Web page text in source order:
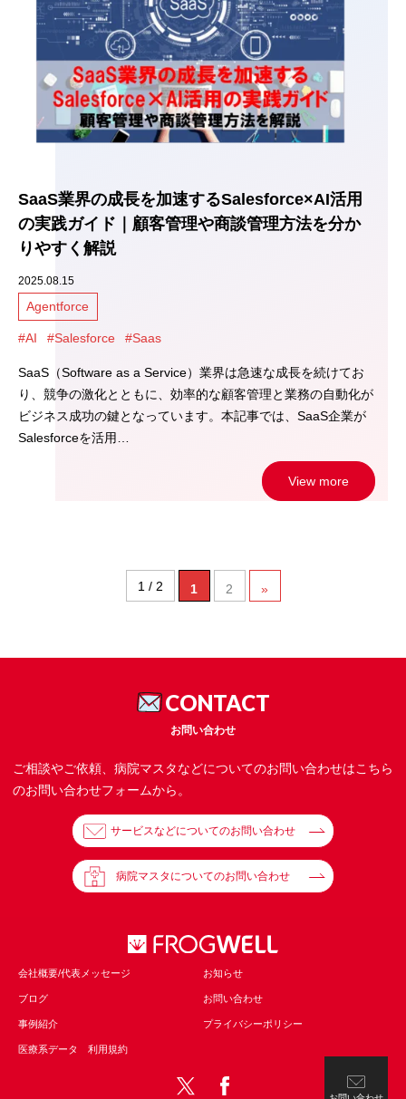
SaaS業界の成長を加速するSalesforce×AI活用
の実践ガイド｜顧客管理や商談管理方法を分か
りやすく解説
2025.08.15
Agentforce
#AI #Salesforce #Saas
SaaS（Software as a Service）業界は急速な成長を続けてお
り、競争の激化とともに、効率的な顧客管理と業務の自動化が
ビジネス成功の鍵となっています。本記事では、SaaS企業が
Salesforceを活用…
View more
1 / 2 1 2 »
CONTACT
お問い合わせ
ご相談やご依頼、病院マスタなどについてのお問い合わせはこちら
のお問い合わせフォームから。
サービスなどについてのお問い合わせ
病院マスタについてのお問い合わせ
会社概要/代表メッセージ お知らせ
ブログ お問い合わせ
事例紹介 プライバシーポリシー
医療系データ 利用規約